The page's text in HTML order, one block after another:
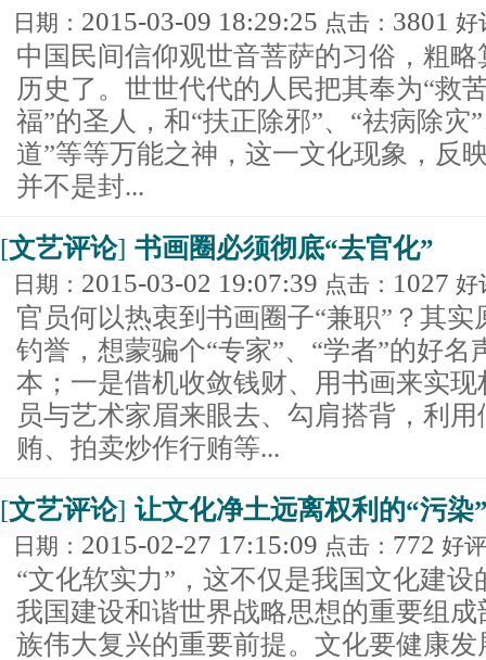
日期： 2015-03-09 18:29:25 点击： 3801 好
中国民间信仰观世音菩萨的习俗，粗
历史了。世世代代的人民把其奉为“救
福”的圣人，和“扶正除邪”、“祛病除灾
道”等等万能之神，这一文化现象，反
并不是封...
[文艺评论] 书画圈必须彻底“去官化”
日期： 2015-03-02 19:07:39 点击： 1027 好
官员何以热衷到书画圈子“兼职”？其
钓誉，想蒙骗个“专家”、“学者”的好
本；一是借机收敛钱财、用书画来实
员与艺术家眉来眼去、勾肩搭背，利
贿、拍卖炒作行贿等...
[文艺评论] 让文化净土远离权利的“污染
日期： 2015-02-27 17:15:09 点击： 772 好
“文化软实力”，这不仅是我国文化建
我国建设和谐世界战略思想的重要组
族伟大复兴的重要前提。文化要健康